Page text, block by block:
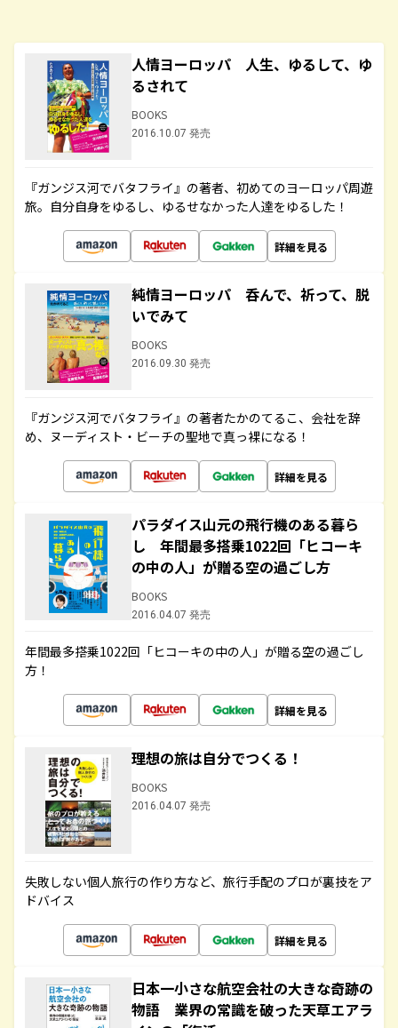
人情ヨーロッパ 人生、ゆるして、ゆ
るされて
BOOKS
2016.10.07 発売
『ガンジス河でバタフライ』の著者、初めてのヨーロッパ周遊
旅。自分自身をゆるし、ゆるせなかった人達をゆるした！
詳細を見る
純情ヨーロッパ 呑んで、祈って、脱
いでみて
BOOKS
2016.09.30 発売
『ガンジス河でバタフライ』の著者たかのてるこ、会社を辞
め、ヌーディスト・ビーチの聖地で真っ裸になる！
詳細を見る
パラダイス山元の飛行機のある暮ら
し 年間最多搭乗1022回「ヒコーキ
の中の人」が贈る空の過ごし方
BOOKS
2016.04.07 発売
年間最多搭乗1022回「ヒコーキの中の人」が贈る空の過ごし
方！
詳細を見る
理想の旅は自分でつくる！
BOOKS
2016.04.07 発売
失敗しない個人旅行の作り方など、旅行手配のプロが裏技をア
ドバイス
詳細を見る
日本一小さな航空会社の大きな奇跡の
物語 業界の常識を破った天草エアラ